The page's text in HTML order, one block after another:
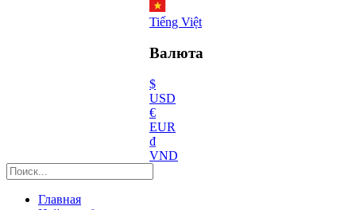
Tiếng Việt
Валюта
$
USD
€
EUR
₫
VND
Главная